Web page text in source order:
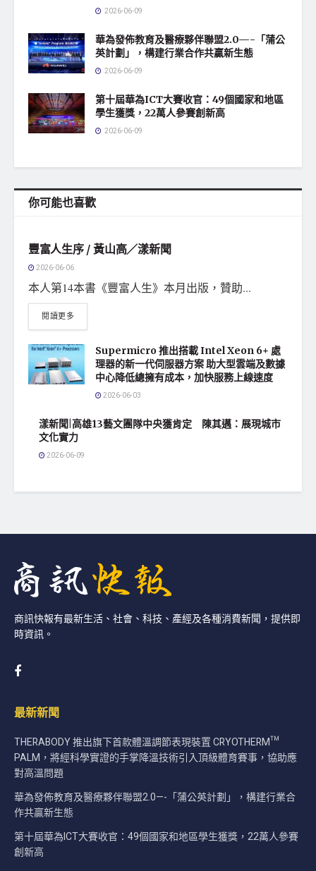
2026-06-09
華為發佈教育及醫療夥伴聯盟2.0—-「蒲公
英計劃」，構建行業合作共贏新生態
2026-06-09
第十屆華為ICT大賽收官：49個國家和地區
學生獲獎，22萬人參賽創新高
2026-06-09
你可能也喜歡
豐富人生序 / 黃山高／漾新聞
2026-06-06
本人第14本書《豐富人生》本月出版，贊助...
閱讀更多
Supermicro 推出搭載 Intel Xeon 6+ 處
理器的新一代伺服器方案 助大型雲端及數據
中心降低總擁有成本，加快服務上線速度
2026-06-03
漾新聞|高雄13藝文團隊中央獲肯定 陳其邁：展現城市
文化實力
2026-06-09
商訊快報有最新生活、社會、科技、產經及各種消費新聞，提供即
時資訊。
最新新聞
THERABODY 推出旗下首款體溫調節表現裝置 CRYOTHERM™
PALM，將經科學實證的手掌降溫技術引入頂級體育賽事，協助應
對高溫問題
華為發佈教育及醫療夥伴聯盟2.0—-「蒲公英計劃」，構建行業合
作共贏新生態
第十屆華為ICT大賽收官：49個國家和地區學生獲獎，22萬人參賽
創新高